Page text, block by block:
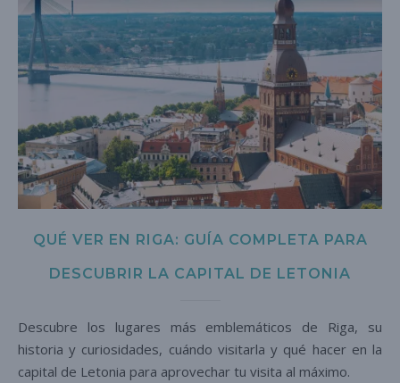
QUÉ VER EN RIGA: GUÍA COMPLETA PARA
DESCUBRIR LA CAPITAL DE LETONIA
Descubre los lugares más emblemáticos de Riga, su
historia y curiosidades, cuándo visitarla y qué hacer en la
capital de Letonia para aprovechar tu visita al máximo.